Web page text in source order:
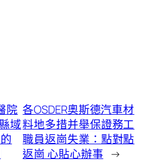
院
域
各OSDER奧斯德汽車材
料地多措并舉保證務工
職員返崗失業：點對點
返崗 心貼心辦事 →